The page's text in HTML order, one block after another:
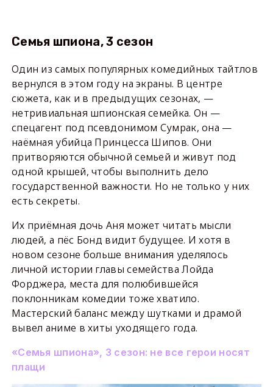
Семья шпиона, 3 сезон
Один из самых популярных комедийных тайтлов
вернулся в этом году на экраны. В центре
сюжета, как и в предыдущих сезонах, —
нетривиальная шпионская семейка. Он —
спецагент под псевдонимом Сумрак, она —
наёмная убийца Принцесса Шипов. Они
притворяются обычной семьей и живут под
одной крышей, чтобы выполнить дело
государственной важности. Но не только у них
есть секреты.
Их приёмная дочь Аня может читать мысли
людей, а пёс Бонд видит будущее. И хотя в
новом сезоне больше внимания уделялось
личной истории главы семейства Лойда
Форджера, места для полюбившейся
поклонникам комедии тоже хватило.
Мастерский баланс между шутками и драмой
вывел аниме в хиты уходящего года.
«Семья шпиона», 3 сезон: не все герои носят
плащи